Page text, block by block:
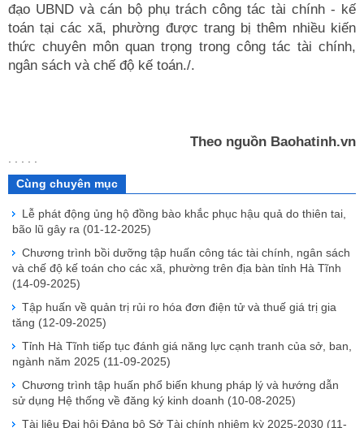
đạo UBND và cán bộ phụ trách công tác tài chính - kế
toán tại các xã, phường được trang bị thêm nhiều kiến
thức chuyên môn quan trọng trong công tác tài chính,
ngân sách và chế độ kế toán./.
Theo nguồn Baohatinh.vn
Cùng chuyên mục
Lễ phát động ủng hộ đồng bào khắc phục hậu quả do thiên tai,
bão lũ gây ra (01-12-2025)
Chương trình bồi dưỡng tập huấn công tác tài chính, ngân sách
và chế độ kế toán cho các xã, phường trên địa bàn tỉnh Hà Tĩnh
(14-09-2025)
Tập huấn về quản trị rủi ro hóa đơn điện tử và thuế giá trị gia
tăng (12-09-2025)
Tỉnh Hà Tĩnh tiếp tục đánh giá năng lực cạnh tranh của sở, ban,
ngành năm 2025 (11-09-2025)
Chương trình tập huấn phổ biến khung pháp lý và hướng dẫn
sử dụng Hệ thống về đăng ký kinh doanh (10-08-2025)
Tài liệu Đại hội Đảng bộ Sở Tài chính nhiệm kỳ 2025-2030 (11-